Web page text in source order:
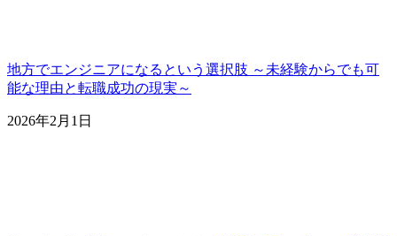
地方でエンジニアになるという選択肢 ～未経験からでも可
能な理由と転職成功の現実～
2026年2月1日